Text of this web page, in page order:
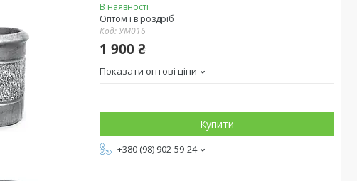
В наявності
Оптом і в роздріб
Код:УМ016
1 900 ₴
Показати оптові ціни
Купити
+380 (98) 902-59-24